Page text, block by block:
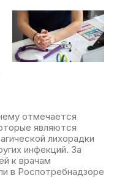
отмечается
являются
лихорадки
инфекций. За
к врачам
в Роспотребнадзоре